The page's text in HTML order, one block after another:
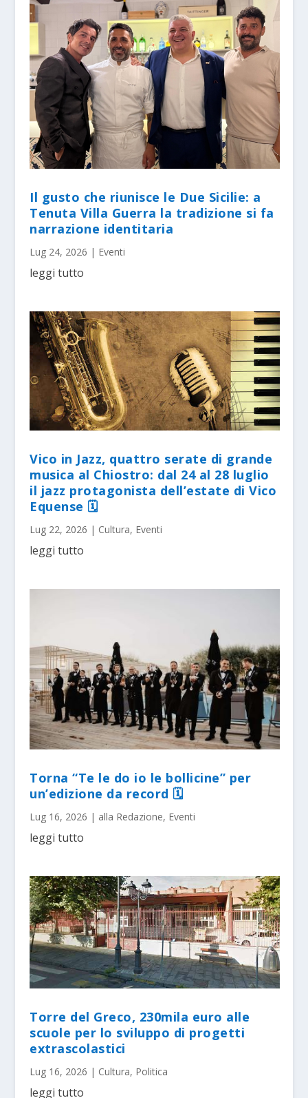
Il gusto che riunisce le Due Sicilie: a
Tenuta Villa Guerra la tradizione si fa
narrazione identitaria
Lug 24, 2026 | Eventi
leggi tutto
Vico in Jazz, quattro serate di grande
musica al Chiostro: dal 24 al 28 luglio
il jazz protagonista dell’estate di Vico
Equense 🗓
Lug 22, 2026 | Cultura, Eventi
leggi tutto
Torna “Te le do io le bollicine” per
un’edizione da record 🗓
Lug 16, 2026 | alla Redazione, Eventi
leggi tutto
Torre del Greco, 230mila euro alle
scuole per lo sviluppo di progetti
extrascolastici
Lug 16, 2026 | Cultura, Politica
leggi tutto